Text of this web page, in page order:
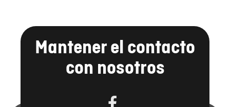
FACEBOOK